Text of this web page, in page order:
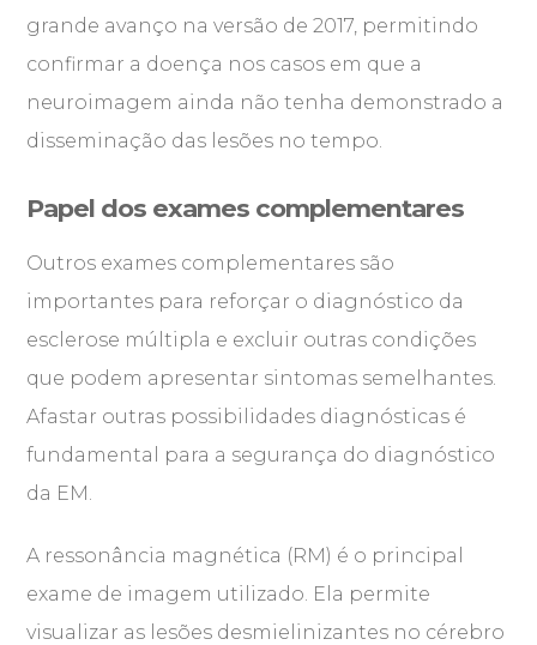
grande avanço na versão de 2017, permitindo
confirmar a doença nos casos em que a
neuroimagem ainda não tenha demonstrado a
disseminação das lesões no tempo.
Papel dos exames complementares
Outros exames complementares são
importantes para reforçar o diagnóstico da
esclerose múltipla e excluir outras condições
que podem apresentar sintomas semelhantes.
Afastar outras possibilidades diagnósticas é
fundamental para a segurança do diagnóstico
da EM.
A ressonância magnética (RM) é o principal
exame de imagem utilizado. Ela permite
visualizar as lesões desmielinizantes no cérebro